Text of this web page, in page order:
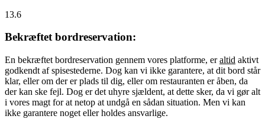
13.6
Bekræftet bordreservation:
En bekræftet bordreservation gennem vores platforme, eraltid aktivt
godkendt af spisestederne. Dog kan vi ikke garantere, at dit bord står
klar, eller om der er plads til dig, eller om restauranten er åben, da
der kan ske fejl. Dog er det uhyre sjældent, at dette sker, da vi gør alt
i vores magt for at netop at undgå en sådan situation. Men vi kan
ikke garantere noget eller holdes ansvarlige.